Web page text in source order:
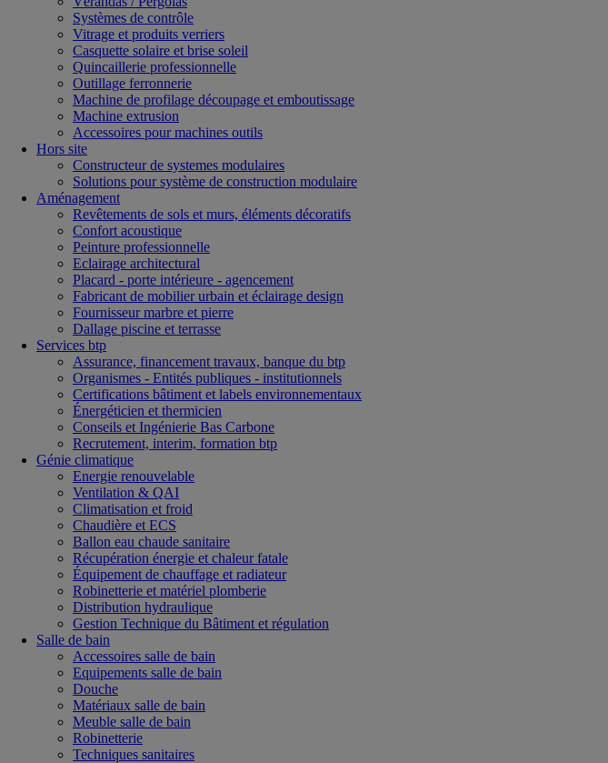
Systèmes de contrôle
Vitrage et produits verriers
Casquette solaire et brise soleil
Quincaillerie professionnelle
Outillage ferronnerie
Machine de profilage découpage et emboutissage
Machine extrusion
Accessoires pour machines outils
Hors site
Constructeur de systemes modulaires
Solutions pour système de construction modulaire
Aménagement
Revêtements de sols et murs, éléments décoratifs
Confort acoustique
Peinture professionnelle
Eclairage architectural
Placard - porte intérieure - agencement
Fabricant de mobilier urbain et éclairage design
Fournisseur marbre et pierre
Dallage piscine et terrasse
Services btp
Assurance, financement travaux, banque du btp
Organismes - Entités publiques - institutionnels
Certifications bâtiment et labels environnementaux
Énergéticien et thermicien
Conseils et Ingénierie Bas Carbone
Recrutement, interim, formation btp
Génie climatique
Energie renouvelable
Ventilation & QAI
Climatisation et froid
Chaudière et ECS
Ballon eau chaude sanitaire
Récupération énergie et chaleur fatale
Équipement de chauffage et radiateur
Robinetterie et matériel plomberie
Distribution hydraulique
Gestion Technique du Bâtiment et régulation
Salle de bain
Accessoires salle de bain
Equipements salle de bain
Douche
Matériaux salle de bain
Meuble salle de bain
Robinetterie
Techniques sanitaires